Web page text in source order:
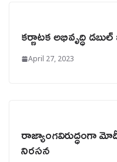
కర్ణాటక అభివృద్ధి
April 27, 2023
రాజ్యాంగవిరుద్ధంగా
నిరసన